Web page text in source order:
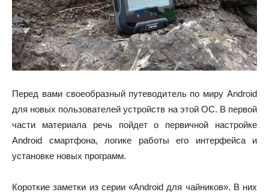
Перед вами своеобразный путеводитель по миру Android
для новых пользователей устройств на этой ОС. В первой
части материала речь пойдет о первичной настройке
Android смартфона, логике работы его интерфейса и
установке новых программ.
Короткие заметки из серии «Android для чайников». В них